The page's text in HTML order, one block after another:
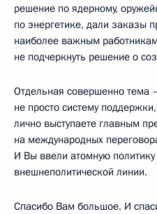
решение по ядерному,
по энергетике, дали заказы
наиболее важным
не подчеркнуть решение о
Отдельная совершенно тема
не просто систему
лично выступаете главным
на международных
И Вы ввели атомную
внешнеполитической линии.
Спасибо Вам большое. И